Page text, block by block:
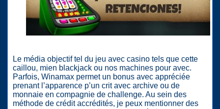
Le média objectif tel du jeu avec casino tels que cette
caillou, mien blackjack ou nos machines pour avec.
Parfois, Winamax permet un bonus avec appréciée
prenant l’apparence p’un crit avec archive ou de
monnaie en compagnie de challenge. Au sein des
méthode de crédit accrédités, je peux mentionner des